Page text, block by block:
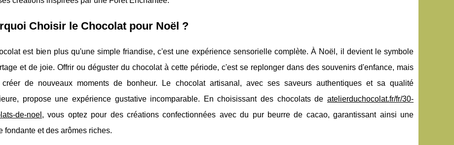
Choisir le Chocolat pour Noël ?
est bien plus qu'une simple friandise, c'est une expérience sensorielle complète. À Noël, il devient le symbole
et de joie. Offrir ou déguster du chocolat à cette période, c'est se replonger dans des souvenirs d'enfance, mais
créer de nouveaux moments de bonheur. Le chocolat artisanal, avec ses saveurs authentiques et sa qualité
propose une expérience gustative incomparable. En choisissant des chocolats de atelierduchocolat.fr/fr/30-
de-noel , vous optez pour des créations confectionnées avec du pur beurre de cacao, garantissant ainsi une
fondante et des arômes riches.